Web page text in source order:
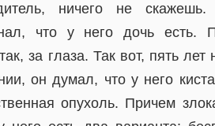
ничего не
что у него дочь есть.
за глаза. Так вот, пять лет
он думал, что у него
опухоль. Причем